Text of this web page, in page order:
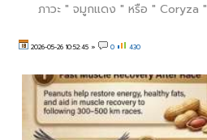
ภาวะ " จมูกแดง " หรือ " Coryza
2026-05-26 10:52:45 » 0 430